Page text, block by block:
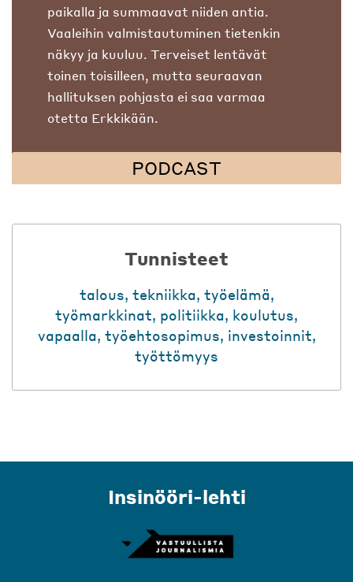
paikalla ja summaavat niiden antia.
Vaaleihin valmistautuminen tietenkin
näkyy ja kuuluu. Terveiset lentävät
toinen toisilleen, mutta seuraavan
hallituksen pohjasta ei saa varmaa
otetta Erkkikään.
PODCAST
Tunnisteet
talous, tekniikka, työelämä,
työmarkkinat, politiikka, koulutus,
vapaalla, työehtosopimus, investoinnit,
työttömyys
Insinööri-lehti